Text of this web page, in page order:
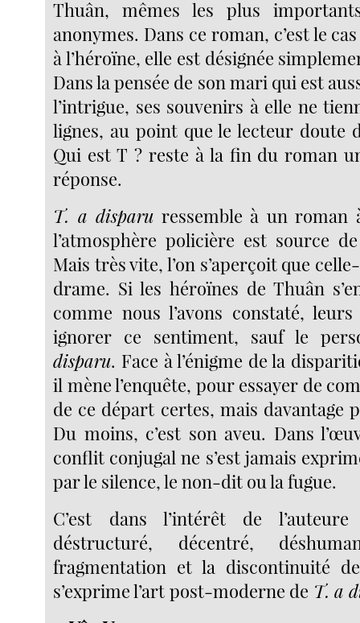
Thuân, mêmes les plus
anonymes. Dans ce roman, c’est le
à l’héroïne, elle est désignée
Dans la pensée de son mari qui est
l’intrigue, ses souvenirs à elle ne
lignes, au point que le lecteur doute
Qui est T ? reste à la fin du roman
réponse.
T. a disparu ressemble à un roman
l’atmosphère policière est source
Mais très vite, l’on s’aperçoit que
drame. Si les héroïnes de Thuân
comme nous l’avons constaté,
ignorer ce sentiment, sauf le
disparu. Face à l’énigme de la
il mène l’enquête, pour essayer de
de ce départ certes, mais davantage
Du moins, c’est son aveu. Dans
conflit conjugal ne s’est jamais
par le silence, le non-dit ou la fugue.
C’est dans l’intérêt de
déstructuré, décentré,
fragmentation et la discontinuité
s’exprime l’art post-moderne de T. a